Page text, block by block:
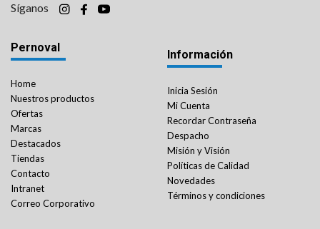
Síganos
Pernoval
Home
Nuestros productos
Ofertas
Marcas
Destacados
Tiendas
Contacto
Intranet
Correo Corporativo
Información
Inicia Sesión
Mi Cuenta
Recordar Contraseña
Despacho
Misión y Visión
Políticas de Calidad
Novedades
Términos y condiciones